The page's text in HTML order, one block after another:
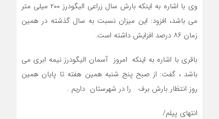
وی با اشاره به اینکه بارش سال زراعی الیگودرز ۲۰۰ میلی متر
می باشد، افزود: این میزان نسبت به سال گذشته در همین
زمان ۸۶ درصد افزایش داشته است.
باقری با اشاره به اینکه امروز آسمان الیگودرز نیمه ابری می
باشد ، گفت: از صبح پنج شنبه همین هفته تا پایان همین
روز انتظار بارش برف را در شهرستان داریم .
انتهای پیلم/